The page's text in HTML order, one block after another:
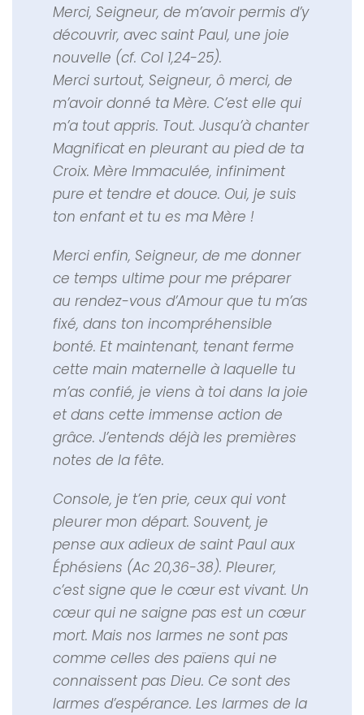
Merci, Seigneur, de m’avoir permis d’y
découvrir, avec saint Paul, une joie
nouvelle (cf. Col 1,24-25).
Merci surtout, Seigneur, ô merci, de
m’avoir donné ta Mère. C’est elle qui
m’a tout appris. Tout. Jusqu’à chanter
Magnificat en pleurant au pied de ta
Croix. Mère Immaculée, infiniment
pure et tendre et douce. Oui, je suis
ton enfant et tu es ma Mère !
Merci enfin, Seigneur, de me donner
ce temps ultime pour me préparer
au rendez-vous d’Amour que tu m’as
fixé, dans ton incompréhensible
bonté. Et maintenant, tenant ferme
cette main maternelle à laquelle tu
m’as confié, je viens à toi dans la joie
et dans cette immense action de
grâce. J’entends déjà les premières
notes de la fête.
Console, je t’en prie, ceux qui vont
pleurer mon départ. Souvent, je
pense aux adieux de saint Paul aux
Éphésiens (Ac 20,36-38). Pleurer,
c’est signe que le cœur est vivant. Un
cœur qui ne saigne pas est un cœur
mort. Mais nos larmes ne sont pas
comme celles des païens qui ne
connaissent pas Dieu. Ce sont des
larmes d’espérance. Les larmes de la